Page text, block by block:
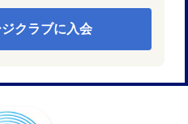
クラブに入会